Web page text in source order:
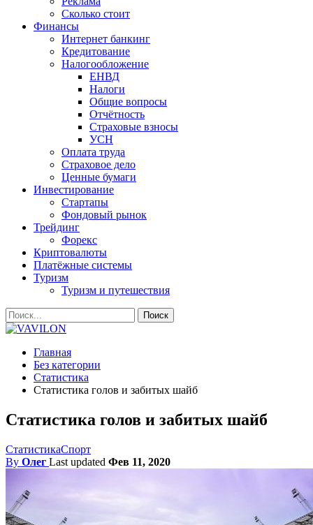
Сколько стоит
Финансы
Интернет банкинг
Кредитование
Налогообложение
ЕНВД
Налоги
Общие вопросы
Отчётность
Страховые взносы
УСН
Оплата труда
Страховое дело
Ценные бумаги
Инвестирование
Стартапы
Фондовый рынок
Трейдинг
Форекс
Криптовалюты
Платёжные системы
Туризм
Туризм и путешествия
Главная
Без категории
Статистика
Статистика голов и забитых шайб
Статистика голов и забитых шайб
СтатистикаСпорт
By Олег Last updated Фев 11, 2020